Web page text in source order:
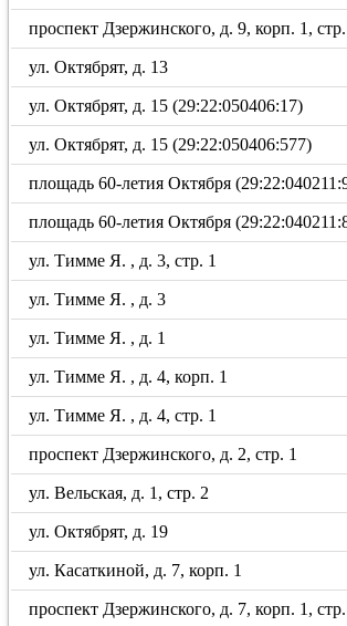
проспект Дзержинского, д. 9, корп. 1, стр.
ул. Октябрят, д. 13
ул. Октябрят, д. 15 (29:22:050406:17)
ул. Октябрят, д. 15 (29:22:050406:577)
площадь 60-летия Октября
площадь 60-летия Октября
ул. Тимме Я. , д. 3, стр. 1
ул. Тимме Я. , д. 3
ул. Тимме Я. , д. 1
ул. Тимме Я. , д. 4, корп. 1
ул. Тимме Я. , д. 4, стр. 1
проспект Дзержинского, д. 2, стр. 1
ул. Вельская, д. 1, стр. 2
ул. Октябрят, д. 19
ул. Касаткиной, д. 7, корп. 1
проспект Дзержинского, д. 7, корп. 1, стр.